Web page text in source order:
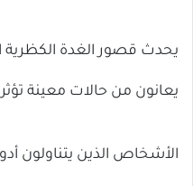
يحدث قصور الغدة الكظرية
يعانون من حالات معينة
الأشخاص الذين يتناولون